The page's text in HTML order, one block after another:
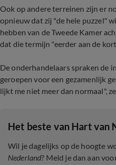
Ook op andere terreinen zijn er
opnieuw dat zij "de hele puzzel"
hebben van de Tweede Kamer
dat die termijn "eerder aan de
De onderhandelaars spraken de
geroepen voor een gezamenlijk
lijkt me niet meer dan normaal",
Het beste van Hart van
Wil je dagelijks op de hoogte
Nederland? Meld je dan aan